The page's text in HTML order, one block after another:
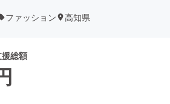
ファッション 高知県
総額